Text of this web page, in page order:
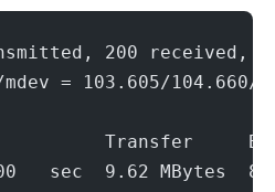
200 received,
= 103.605/104.660/
Transfer
sec  9.62